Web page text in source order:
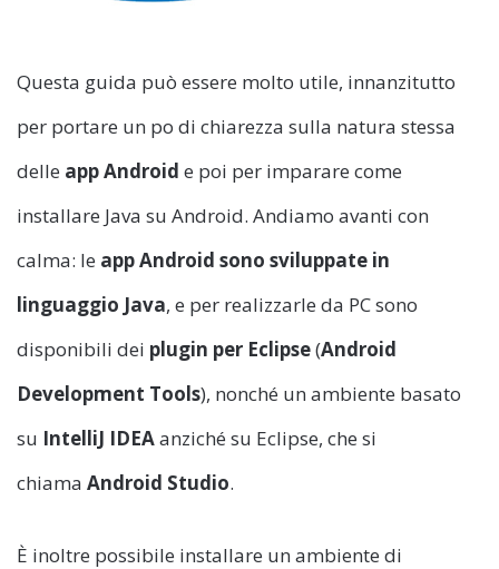
Questa guida può essere molto utile, innanzitutto
per portare un po di chiarezza sulla natura stessa
delle app Android e poi per imparare come
installare Java su Android. Andiamo avanti con
calma: le app Android sono sviluppate in
linguaggio Java, e per realizzarle da PC sono
disponibili dei plugin per Eclipse(Android
Development Tools), nonché un ambiente basato
su IntelliJ IDEAanziché su Eclipse, che si
chiama Android Studio.
È inoltre possibile installare un ambiente di